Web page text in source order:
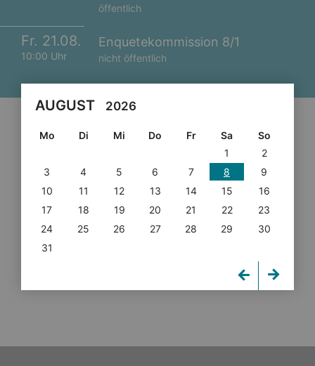
öffentlich
Fr. 21.08.
10:00 Uhr
Enquetekommission 8/1
nicht öffentlich
AUGUST 2026
Mo Di Mi Do Fr Sa
So
1
2
3
4 5 6 7 8
9
10
11 12 13 14 15
16
17
18 19 20 21 22
23
24
25 26 27 28 29
30
31